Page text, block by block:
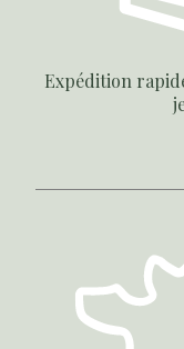
Expédition